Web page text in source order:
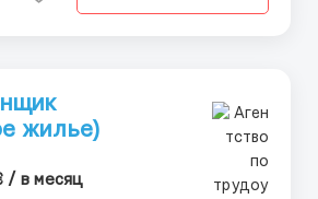
жилье)
/ в месяц